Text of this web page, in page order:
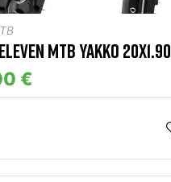
MTB YAKKO 20X1.90
€